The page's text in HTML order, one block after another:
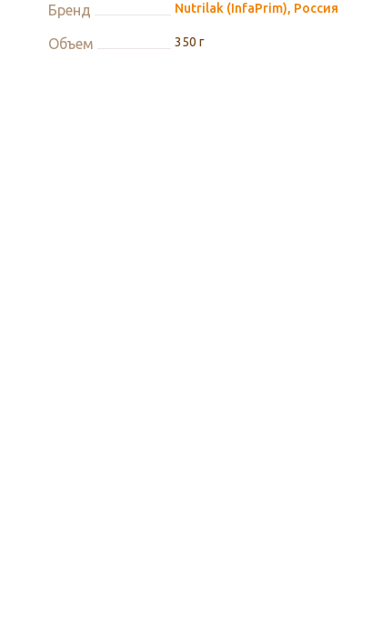
Бренд Nutrilak (InfaPrim), Россия
Объем 350 г